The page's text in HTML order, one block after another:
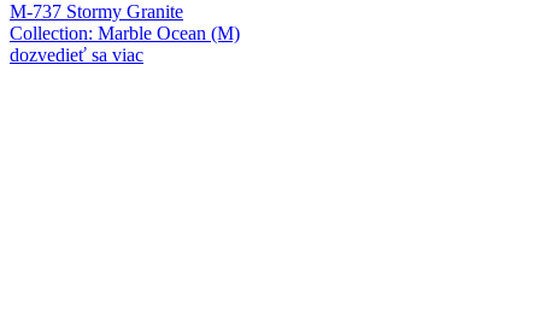
M-737 Stormy Granite
Collection: Marble Ocean (M)
dozvedieť sa viac